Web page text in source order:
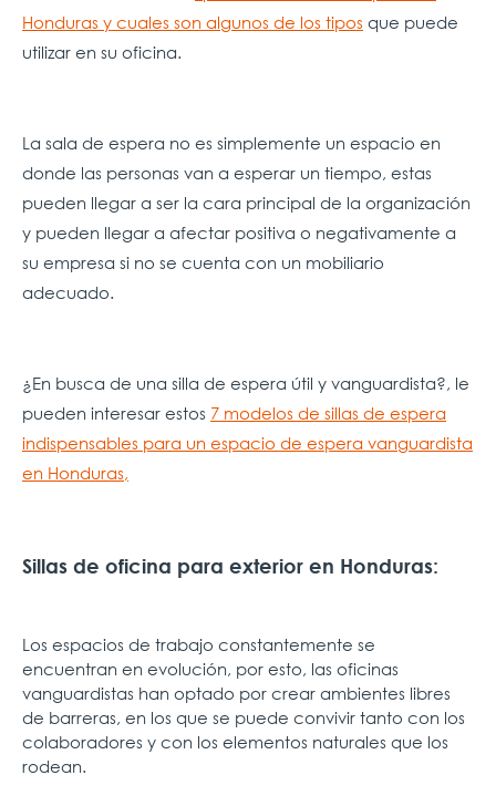
Honduras y cuales son algunos de los tipos que puede
utilizar en su oficina.
La sala de espera no es simplemente un espacio en
donde las personas van a esperar un tiempo, estas
pueden llegar a ser la cara principal de la organización
y pueden llegar a afectar positiva o negativamente a
su empresa si no se cuenta con un mobiliario
adecuado.
¿En busca de una silla de espera útil y vanguardista?, le
pueden interesar estos 7 modelos de sillas de espera
indispensables para un espacio de espera vanguardista
en Honduras,
Sillas de oficina para exterior en Honduras:
Los espacios de trabajo constantemente se
encuentran en evolución, por esto, las oficinas
vanguardistas han optado por crear ambientes libres
de barreras, en los que se puede convivir tanto con los
colaboradores y con los elementos naturales que los
rodean.